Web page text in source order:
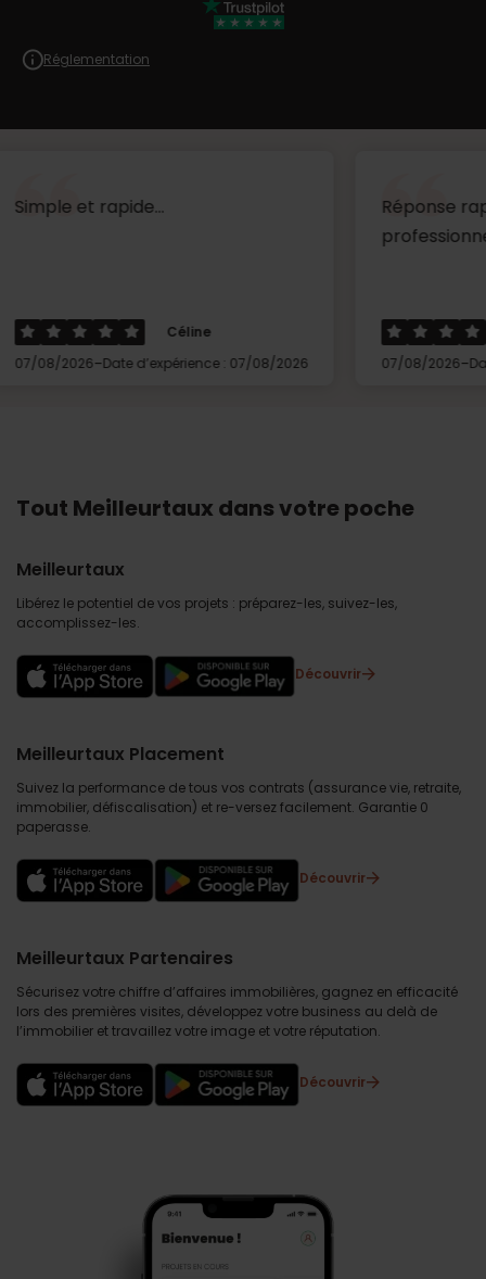
Réglementation
rapide...
Céline
Date d’expérience : 07/08/2026
Réponse rapide très
professionnel ...
07/08/2026
Date
Tout Meilleurtaux dans votre poche
Meilleurtaux
Libérez le potentiel de vos projets : préparez-les, suivez-les,
accomplissez-les.
Découvrir
Meilleurtaux Placement
Suivez la performance de tous vos contrats (assurance vie, retraite,
immobilier, défiscalisation) et re-versez facilement. Garantie 0
paperasse.
Découvrir
Meilleurtaux Partenaires
Sécurisez votre chiffre d’affaires immobilières, gagnez en efficacité
lors des premières visites, développez votre business au delà de
l’immobilier et travaillez votre image et votre réputation.
Découvrir